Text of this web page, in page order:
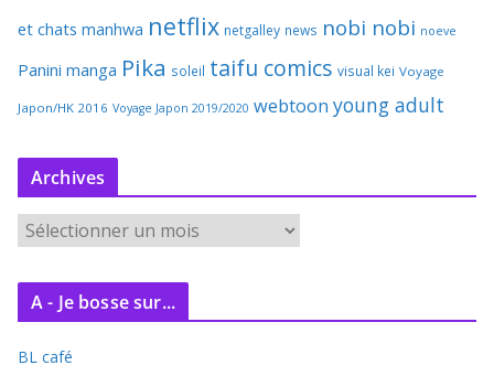
et chats manhwa netflix netgalley news nobi nobi noeve
Panini manga Pika soleil taifu comics visual kei Voyage
Japon/HK 2016 Voyage Japon 2019/2020 webtoon young adult
Archives
r
c
v
A - Je bosse sur...
BL café